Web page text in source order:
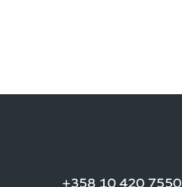
+358 10 420 7550